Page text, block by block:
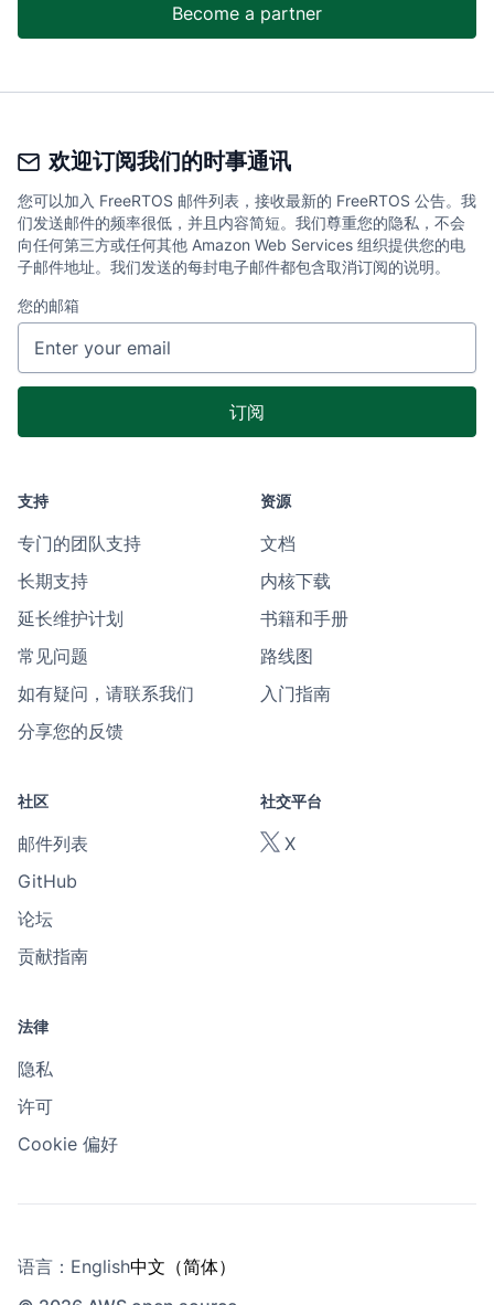
Become a partner
欢迎订阅我们的时事通讯
您可以加入 FreeRTOS 邮件列表，接收最新的 FreeRTOS 公告。我
们发送邮件的频率很低，并且内容简短。我们尊重您的隐私，不会
向任何第三方或任何其他 Amazon Web Services 组织提供您的电
子邮件地址。我们发送的每封电子邮件都包含取消订阅的说明。
您的邮箱
支持
专门的团队支持
长期支持
延长维护计划
常见问题
如有疑问，请联系我们
分享您的反馈
资源
文档
内核下载
书籍和手册
路线图
入门指南
社区
邮件列表
GitHub
论坛
贡献指南
社交平台
X
法律
隐私
许可
Cookie 偏好
语言： English中文（简体）